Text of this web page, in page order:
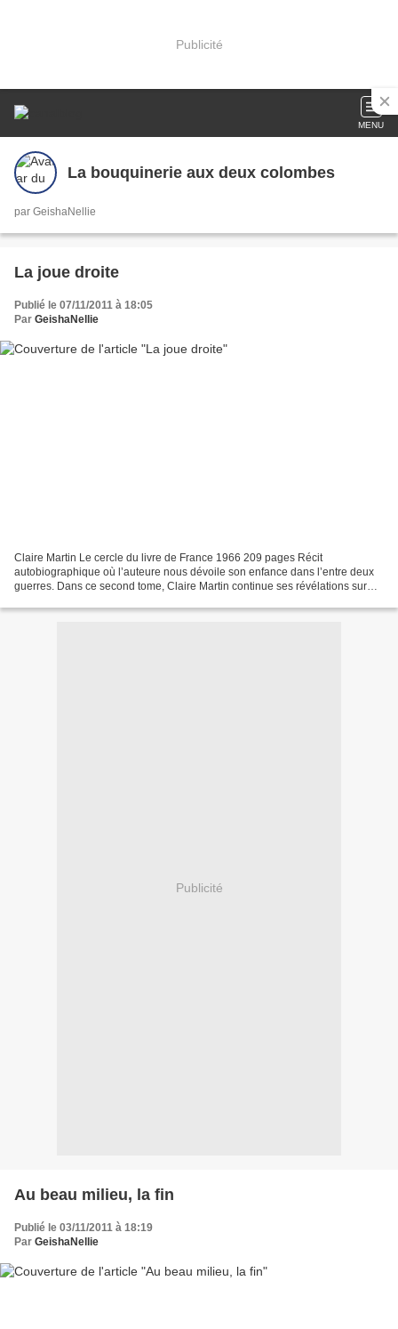
Publicité
MENU
La bouquinerie aux deux colombes
par GeishaNellie
La joue droite
Publié le 07/11/2011 à 18:05
Par GeishaNellie
Claire Martin Le cercle du livre de France 1966 209 pages Récit
autobiographique où l’auteure nous dévoile son enfance dans l’entre deux
guerres. Dans ce second tome, Claire Martin continue ses révélations sur
Publicité
Au beau milieu, la fin
Publié le 03/11/2011 à 18:19
Par GeishaNellie